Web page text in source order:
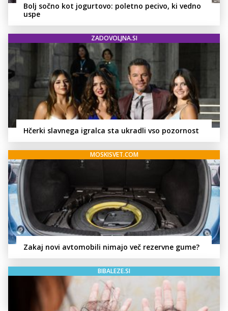
Bolj sočno kot jogurtovo: poletno pecivo, ki vedno
uspe
ZADOVOLJNA.SI
Hčerki slavnega igralca sta ukradli vso pozornost
MOSKISVET.COM
Zakaj novi avtomobili nimajo več rezervne gume?
BIBALEZE.SI